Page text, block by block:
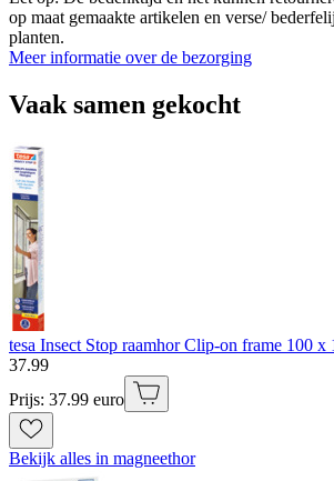
op maat gemaakte artikelen en verse/
planten.
Meer informatie over de bezorging
Vaak samen gekocht
tesa Insect Stop raamhor Clip-on frame 100 x
37.99
Prijs: 37.99 euro
Bekijk alles in magneethor